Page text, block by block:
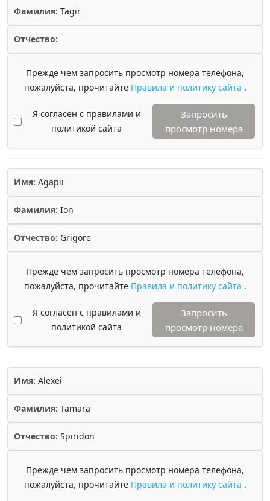
Фамилия: Tagir
Отчество:
Прежде чем запросить просмотр номера телефона,
пожалуйста, прочитайте Правила и политику сайта .
Я согласен с правилами и
политикой сайта
Запросить
просмотр номера
Имя: Agapii
Фамилия: Ion
Отчество: Grigore
Прежде чем запросить просмотр номера телефона,
пожалуйста, прочитайте Правила и политику сайта .
Я согласен с правилами и
политикой сайта
Запросить
просмотр номера
Имя: Alexei
Фамилия: Tamara
Отчество: Spiridon
Прежде чем запросить просмотр номера телефона,
пожалуйста, прочитайте Правила и политику сайта .